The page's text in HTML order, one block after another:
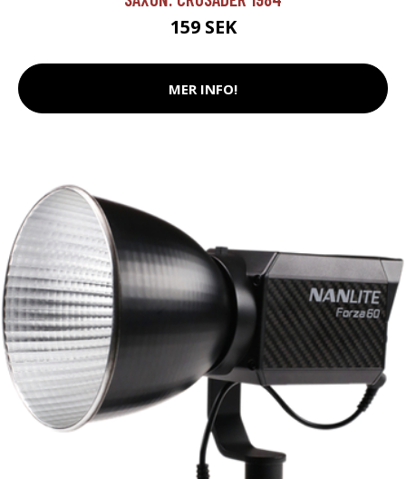
159 SEK
MER INFO!